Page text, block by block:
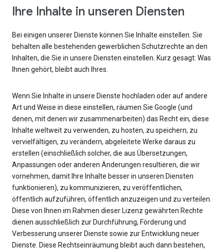
Ihre Inhalte in unseren Diensten
Bei einigen unserer Dienste können Sie Inhalte einstellen. Sie
behalten alle bestehenden gewerblichen Schutzrechte an den
Inhalten, die Sie in unsere Diensten einstellen. Kurz gesagt: Was
Ihnen gehört, bleibt auch Ihres.
Wenn Sie Inhalte in unsere Dienste hochladen oder auf andere
Art und Weise in diese einstellen, räumen Sie Google (und
denen, mit denen wir zusammenarbeiten) das Recht ein, diese
Inhalte weltweit zu verwenden, zu hosten, zu speichern, zu
vervielfältigen, zu verändern, abgeleitete Werke daraus zu
erstellen (einschließlich solcher, die aus Übersetzungen,
Anpassungen oder anderen Änderungen resultieren, die wir
vornehmen, damit Ihre Inhalte besser in unseren Diensten
funktionieren), zu kommunizieren, zu veröffentlichen,
öffentlich aufzuführen, öffentlich anzuzeigen und zu verteilen.
Diese von Ihnen im Rahmen dieser Lizenz gewährten Rechte
dienen ausschließlich zur Durchführung, Förderung und
Verbesserung unserer Dienste sowie zur Entwicklung neuer
Dienste. Diese Rechtseinräumung bleibt auch dann bestehen,